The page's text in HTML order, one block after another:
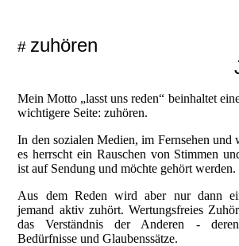
#
Juli
Mein Motto „lasst uns reden“ beinhaltet
wichtigere Seite: zuhören.
In den sozialen Medien, im Fernsehen und
es herrscht ein Rauschen von Stimmen
ist auf Sendung und möchte gehört werden.
Aus dem Reden wird aber nur dann
jemand aktiv zuhört. Wertungsfreies
das Verständnis der Anderen -
Bedürfnisse und Glaubenssätze.